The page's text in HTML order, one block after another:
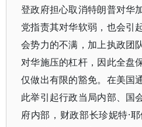
登政府担心取消特朗普对华
党指责其对华软弱，也会引
会势力的不满，加上执政团
对华施压的杠杆，因此全盘
仅做出有限的豁免。在美国
此举引起行政当局内部、国
府内部，财政部长珍妮特·